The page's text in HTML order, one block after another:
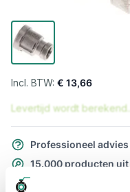
€ 13,66
Levertijd wordt berekend...
Professioneel advies
15.000 producten